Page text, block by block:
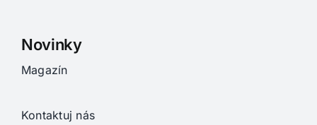
Novinky
Magazín
Kontaktuj nás